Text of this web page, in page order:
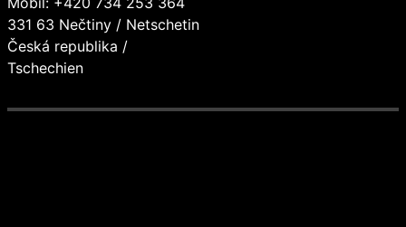
331 63 Nečtiny / Netschetin
Česká republika /
Tschechien